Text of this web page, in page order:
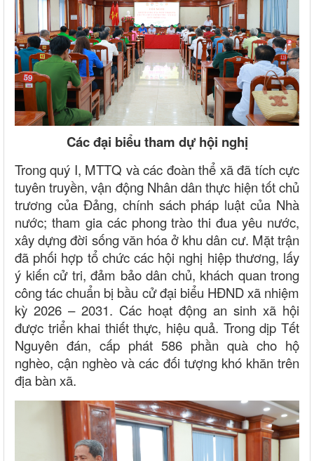
Các đại biểu tham dự hội nghị
Trong quý I, MTTQ và các đoàn thể xã đã tích cực
tuyên truyền, vận động Nhân dân thực hiện tốt chủ
trương của Đảng, chính sách pháp luật của Nhà
nước; tham gia các phong trào thi đua yêu nước,
xây dựng đời sống văn hóa ở khu dân cư. Mặt trận
đã phối hợp tổ chức các hội nghị hiệp thương, lấy
ý kiến cử tri, đảm bảo dân chủ, khách quan trong
công tác chuẩn bị bầu cử đại biểu HĐND xã nhiệm
kỳ 2026 – 2031. Các hoạt động an sinh xã hội
được triển khai thiết thực, hiệu quả. Trong dịp Tết
Nguyên đán, cấp phát 586 phần quà cho hộ
nghèo, cận nghèo và các đối tượng khó khăn trên
địa bàn xã.